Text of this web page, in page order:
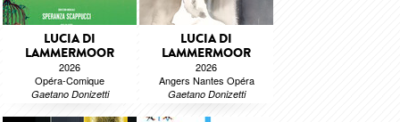
LUCIA DI
LAMMERMOOR
2026
Opéra-Comique
Gaetano Donizetti
LUCIA DI
LAMMERMOOR
2026
Angers Nantes Opéra
Gaetano Donizetti